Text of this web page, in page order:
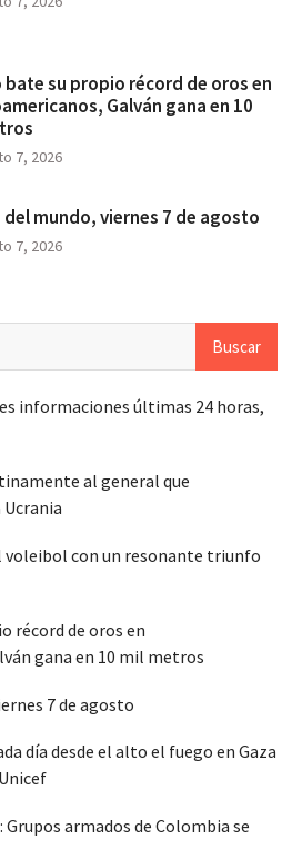
bate su propio récord de oros en
Galván gana en 10
7, 2026
del mundo, viernes 7 de agosto
7, 2026
informaciones últimas 24 horas,
al general que
voleibol con un resonante triunfo
récord de oros en
gana en 10 mil metros
7 de agosto
día desde el alto el fuego en Gaza
armados de Colombia se